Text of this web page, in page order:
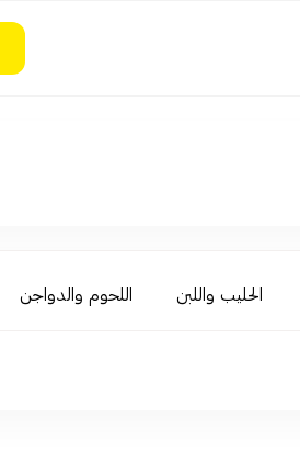
الحليب واللبن اللحوم والدواجن